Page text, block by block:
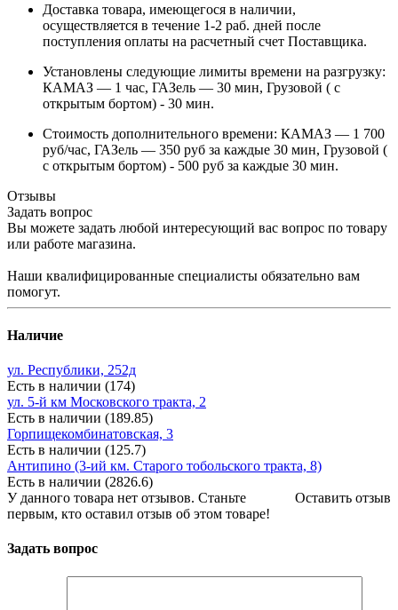
Доставка товара, имеющегося в наличии,
осуществляется в течение 1-2 раб. дней после
поступления оплаты на расчетный счет Поставщика.
Установлены следующие лимиты времени на разгрузку:
КАМАЗ — 1 час, ГАЗель — 30 мин, Грузовой ( с
открытым бортом) - 30 мин.
Стоимость дополнительного времени: КАМАЗ — 1 700
руб/час, ГАЗель — 350 руб за каждые 30 мин, Грузовой (
с открытым бортом) - 500 руб за каждые 30 мин.
Отзывы
Задать вопрос
Вы можете задать любой интересующий вас вопрос по товару
или работе магазина.
Наши квалифицированные специалисты обязательно вам
помогут.
Наличие
ул. Республики, 252д
Есть в наличии (174)
ул. 5-й км Московского тракта, 2
Есть в наличии (189.85)
Горпищекомбинатовская, 3
Есть в наличии (125.7)
Антипино (3-ий км. Старого тобольского тракта, 8)
Есть в наличии (2826.6)
Оставить отзыв
У данного товара нет отзывов. Станьте
первым, кто оставил отзыв об этом товаре!
Задать вопрос